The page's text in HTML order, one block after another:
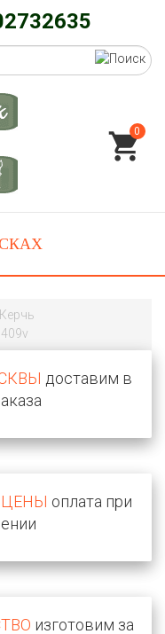
0
Керчь
доставим в
ЦЕНЫ оплата при
изготовим за